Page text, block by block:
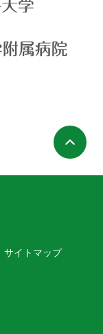
サイトマップ